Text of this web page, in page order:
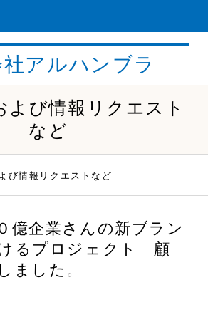
アルハンブラ
よび情報リクエスト
など
び情報リクエストなど
億企業さんの新ブラン
るプロジェクト 顧
ました。